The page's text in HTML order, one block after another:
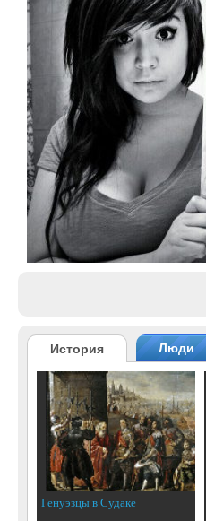
История Люди
Генуэзцы в Судаке